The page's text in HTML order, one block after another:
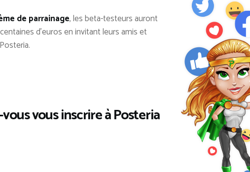
de parrainage, les beta-testeurs auront
d’euros en invitant leurs amis et
vous inscrire à Posteria